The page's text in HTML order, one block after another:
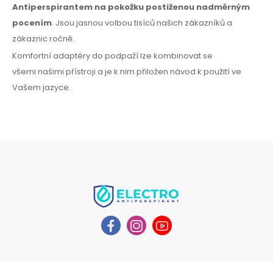
Antiperspirantem na pokožku postiženou nadměrným
pocením. Jsou jasnou volbou tisíců našich zákazníkůa
zákaznicročně.
Komfortní adaptérydo podpažílze kombinovatse
všemi našimi přístroji a je k nim přiložen návod k použitíve
Vašem jazyce.